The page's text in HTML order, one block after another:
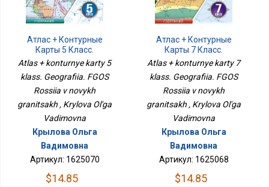
Атлас + Контурные
Карты 5 Класс.
География. ФГОС Россия
В Новых Границах
Atlas + konturnye karty 5
klass. Geografiia. FGOS
Rossiia v novykh
granitsakh , Krylova Ol'ga
Vadimovna
Крылова Ольга
Вадимовна
Артикул: 1625070
$14.85
Атлас + Контурные
Карты 7 Класс.
География. ФГОС Россия
В Новых Границах
Atlas + konturnye karty 7
klass. Geografiia. FGOS
Rossiia v novykh
granitsakh , Krylova Ol'ga
Vadimovna
Крылова Ольга
Вадимовна
Артикул: 1625068
$14.85